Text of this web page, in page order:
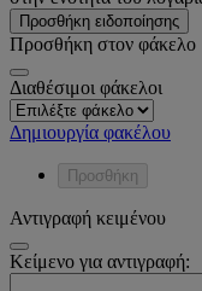
Προσθήκη ειδοποίησης
Προσθήκη στον φάκελο
Διαθέσιμοι φάκελοι
Δημιουργία φακέλου
Προσθήκη
Αντιγραφή κειμένου
Κείμενο για αντιγραφή: